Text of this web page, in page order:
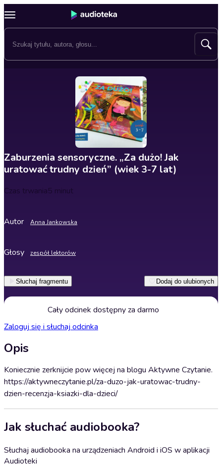
Zaburzenia sensoryczne. „Za dużo! Jak
uratować trudny dzień” (wiek 3-7 lat)
Czas trwania5 minut
Autor Anna Jankowska
Głosy zespół lektorów
Słuchaj fragmentu Dodaj do ulubionych
Cały odcinek dostępny za darmo
Zaloguj się i słuchaj odcinka
Opis
Koniecznie zerknijcie pow więcej na blogu Aktywne Czytanie.
https://aktywneczytanie.pl/za-duzo-jak-uratowac-trudny-
dzien-recenzja-ksiazki-dla-dzieci/
Jak słuchać audiobooka?
Słuchaj audiobooka na urządzeniach Android i iOS w aplikacji
Audioteki